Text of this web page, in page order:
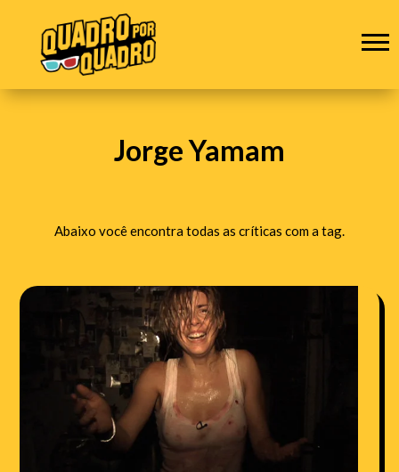
Jorge Yamam
Abaixo você encontra todas as críticas com a tag.